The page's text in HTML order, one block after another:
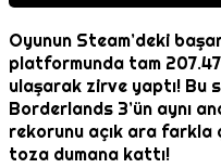
Oyunun Steam’deki
platformunda tam
ulaşarak zirve yaptı! Bu
Borderlands 3’ün aynı
rekorunu açık ara farkla
toza dumana kattı!